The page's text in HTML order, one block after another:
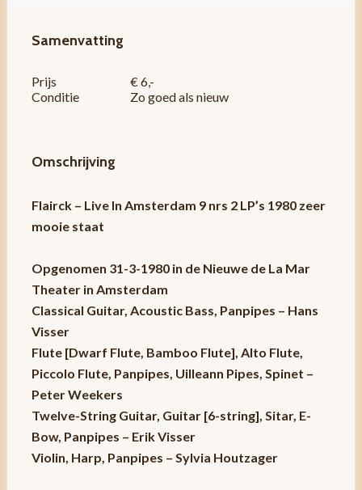
Samenvatting
Prijs
€ 6,-
Conditie
Zo goed als nieuw
Omschrijving
Flairck – Live In Amsterdam 9 nrs 2 LP’s 1980 zeer
mooie staat
Opgenomen 31-3-1980 in de Nieuwe de La Mar
Theater in Amsterdam
Classical Guitar, Acoustic Bass, Panpipes – Hans
Visser
Flute [Dwarf Flute, Bamboo Flute], Alto Flute,
Piccolo Flute, Panpipes, Uilleann Pipes, Spinet –
Peter Weekers
Twelve-String Guitar, Guitar [6-string], Sitar, E-
Bow, Panpipes – Erik Visser
Violin, Harp, Panpipes – Sylvia Houtzager